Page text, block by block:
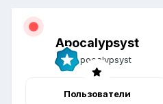
Apocalypsyst
Пользователи